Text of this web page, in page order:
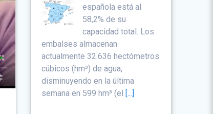
española está al
58,2% de su
capacidad total. Los
embalses almacenan
actualmente 32.636 hectómetros
cúbicos (hm³) de agua,
disminuyendo en la última
semana en 599 hm³ (el [...]